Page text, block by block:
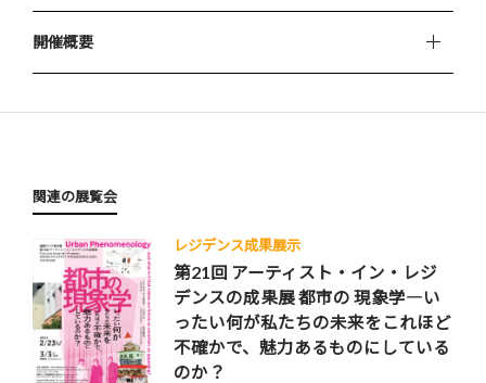
開催概要
関連の展覧会
レジデンス成果展示
第21回 アーティスト・イン・レジ
デンスの成果展 都市の 現象学―い
ったい何が私たちの未来をこれほど
不確かで、魅力あるものにしている
のか？